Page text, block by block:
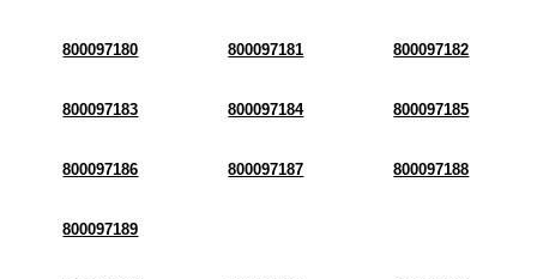
800097180 800097181 800097182
800097183 800097184 800097185
800097186 800097187 800097188
800097189